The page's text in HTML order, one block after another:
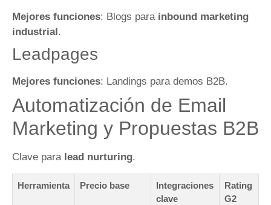
Mejores funciones: Blogs para inbound marketing
industrial .
Leadpages
Mejores funciones: Landings para demos B2B.
Automatización de Email
Marketing y Propuestas B2B
Clave para lead nurturing.
Herramienta Precio base
Integraciones
clave
Rating
G2